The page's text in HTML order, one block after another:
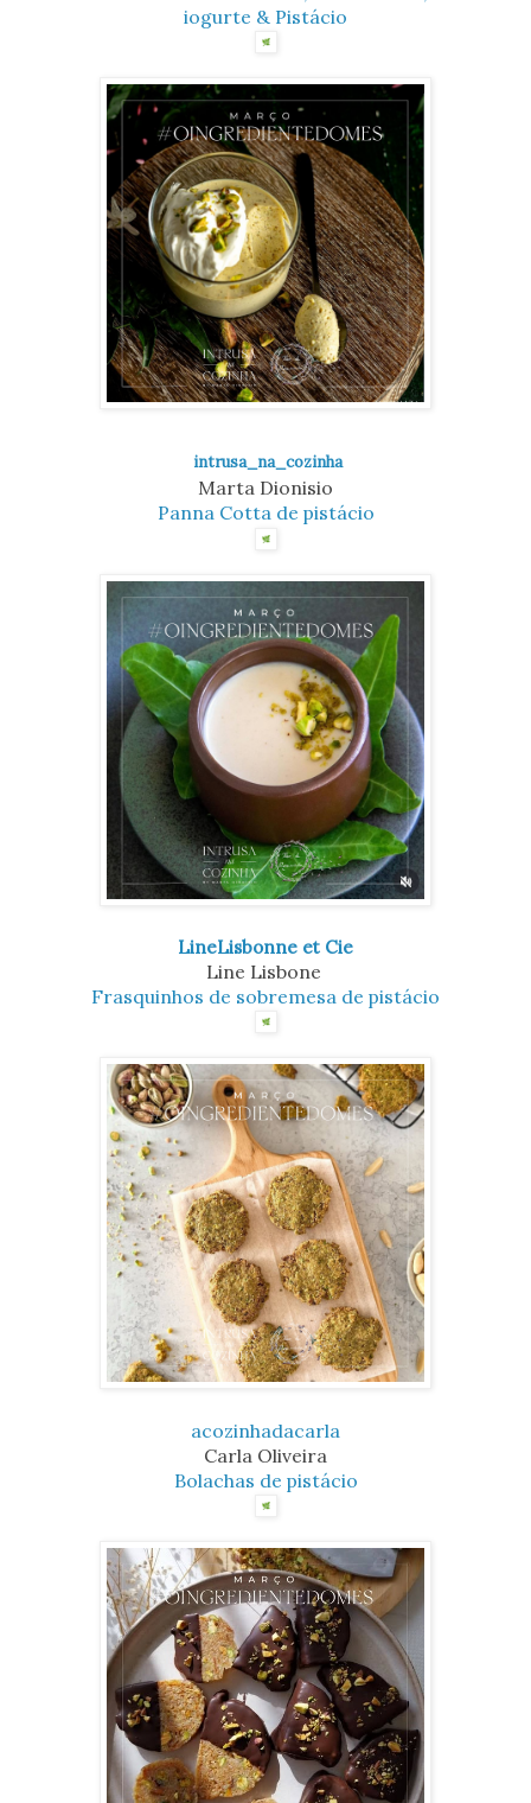
iogurte & Pistácio
intrusa_na_cozinha
Marta Dionisio
Panna Cotta de pistácio
LineLisbonne et Cie
Line Lisbone
Frasquinhos de sobremesa de pistácio
acozinhadacarla
Carla Oliveira
Bolachas de pistácio